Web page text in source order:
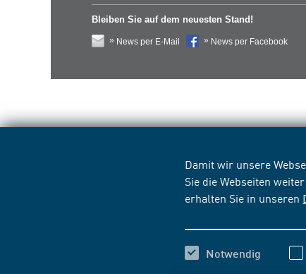
Damit wir unsere
Sie die Webseiten
erhalten Sie in unseren
Notwendig
Bleiben Sie auf dem neuesten Stand!
News per E-Mail News per Facebook